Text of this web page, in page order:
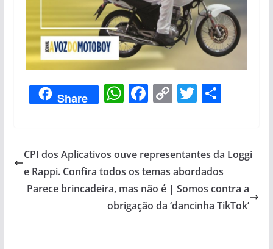
Share W
s
A
p
p
F
b
o
o
k
C
y
Li
n
k
T
er
S
e
CPI dos Aplicativos ouve representantes da Loggi
e Rappi. Confira todos os temas abordados
Parece brincadeira, mas não é | Somos contra a
obrigação da ‘dancinha TikTok’